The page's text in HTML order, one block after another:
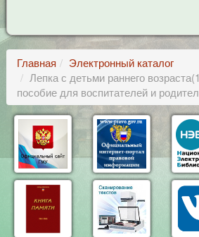
Главная
Электронный каталог
Лепка с детьми раннего
пособие для воспитателей и